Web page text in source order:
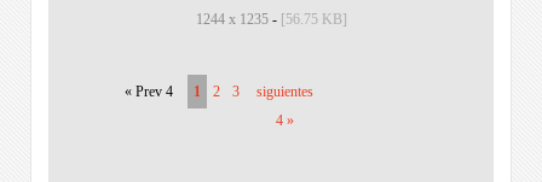
1244 x 1235- [56.75 KB]
« Prev 4 1 2 3
siguientes
4 »